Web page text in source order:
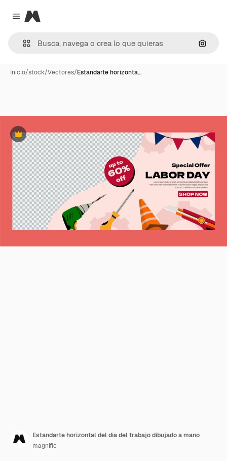
Close menu
Magnific
Inicio/stock/Vectores/Estandarte horizonta…
Premium
Estandarte horizontal del día del trabajo dibujado a mano
magnific